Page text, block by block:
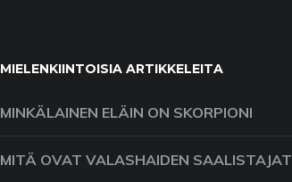
MIELENKIINTOISIA ARTIKKELEITA
MINKÄLAINEN ELÄIN ON SKORPIONI
MITÄ OVAT VALASHAIDEN SAALISTAJAT